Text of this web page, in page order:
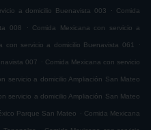
a domicilio Buenavista 003 . Comida
008 . Comida Mexicana con servicio a
con servicio a domicilio Buenavista 061 .
007 . Comida Mexicana con servicio
servicio a domicilio Ampliación San Mateo
servicio a domicilio Ampliación San Mateo
Parque San Mateo . Comida Mexicana
.